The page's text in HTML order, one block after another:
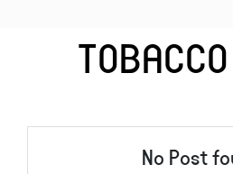
No Post